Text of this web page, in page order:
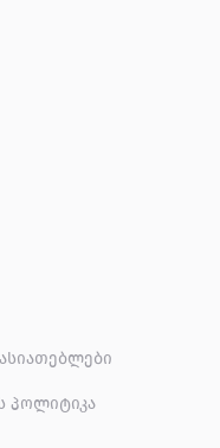
პოლიტიკა